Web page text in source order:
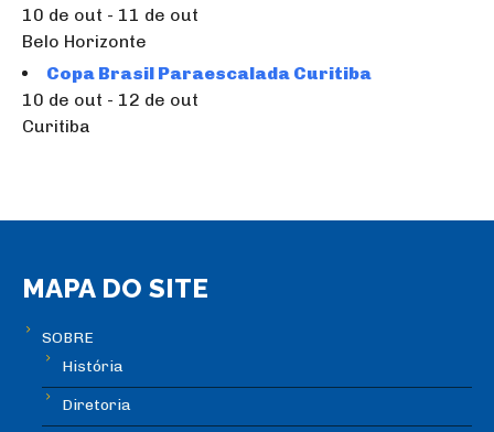
10 de out - 11 de out
Belo Horizonte
Copa Brasil Paraescalada Curitiba
10 de out - 12 de out
Curitiba
MAPA DO SITE
SOBRE
História
Diretoria